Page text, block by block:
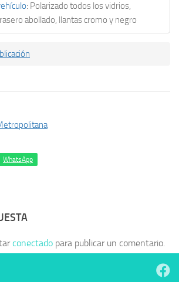
: Polarizado todos los vidrios,
abollado, llantas cromo y negro
WhatsApp
conectado para publicar un comentario.